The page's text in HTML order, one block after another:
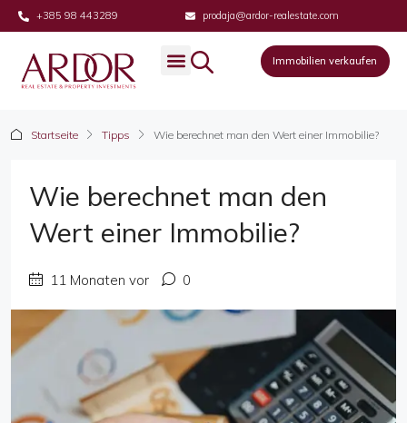
+385 98 443289 prodaja@ardor-realestate.com
Immobilien verkaufen
Startseite Tipps Wie berechnet man den Wert einer Immobilie?
Wie berechnet man den
Wert einer Immobilie?
11 Monaten vor 0